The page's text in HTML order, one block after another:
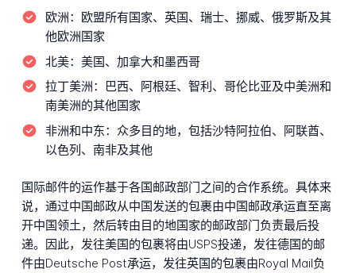
欧洲：
欧盟所有国家、英国、瑞士、挪威、俄罗斯及其
他欧洲国家
北美： 美国、加拿大和墨西哥
拉丁美洲：
巴西、阿根廷、智利、哥伦比亚及中美洲和
南美洲的其他国家
非洲和中东： 众多目的地，包括沙特阿拉伯、阿联酋、
以色列、南非及其他
国际邮件的运作基于各国邮政部门之间的合作系统。具体来
说，通过中国邮政从中国发送的包裹由中国邮政承运直至离
开中国领土，然后转由目的地国家的邮政部门负责最后投
递。因此，发往美国的包裹将由USPS投递，发往德国的邮
件由Deutsche Post承运，发往英国的包裹由Royal Mail负